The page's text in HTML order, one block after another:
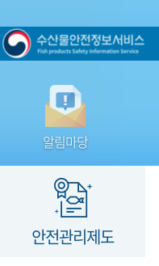
알림마당
안전관리제도